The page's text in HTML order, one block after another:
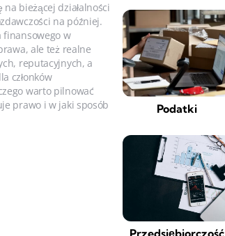
bieżącej działalności
na później.
finansowego w
ale też realne
reputacyjnych, a
członków
warto pilnować
prawo i w jaki sposób
Podatki